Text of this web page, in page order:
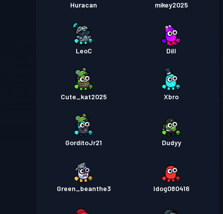
Huracan mikey2025
LeoC Dill
Cute_kat2025 Xbro
GorditoJr21 Dudyy
Green_beanthe3 ldog080416